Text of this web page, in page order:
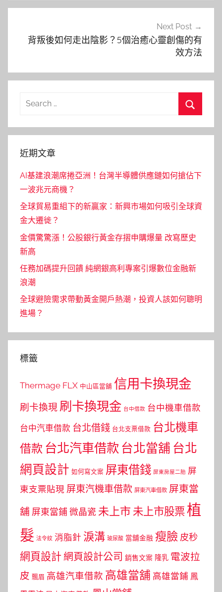
覽
Next Post
背叛後如何走出陰影？5個治癒心靈創傷的有
效方法
Search
近期文章
AI基建浪潮席捲亞洲！台灣半導體供應鏈如何搶佔下
一波兆元商機？
全球貿易重組下的新贏家：新興市場如何吸引全球資
金大遷徙？
金價驚驚漲！公股銀行黃金存摺申購爆量 改寫歷史
新高
任務加碼提升回饋 純網銀高利專案引爆數位金融新
浪潮
全球避險需求帶動黃金開戶熱潮，投資人該如何聰明
進場？
標籤
Thermage FLX 中山區當舖 信用卡換現金
刷卡換現 刷卡換現金 台中借款 台中機車借款
台中汽車借款 台北借錢 台北支票借款 台北機車
借款 台北汽車借款 台北當舖 台北
網頁設計 如何寫文案 屏東借錢 屏東房屋二胎 屏
東支票貼現 屏東汽機車借款 屏東汽車借款 屏東當
舖 屏東當鋪 微晶瓷 未上市 未上市股票植
髮 法令紋 消脂針 淚溝 玻尿酸 當舖金融 瘦臉 皮秒
網頁設計 網頁設計公司 銷售文案 隆乳 電波拉
皮 飄眉 高雄汽車借款 高雄當舖 高雄當鋪 鳳